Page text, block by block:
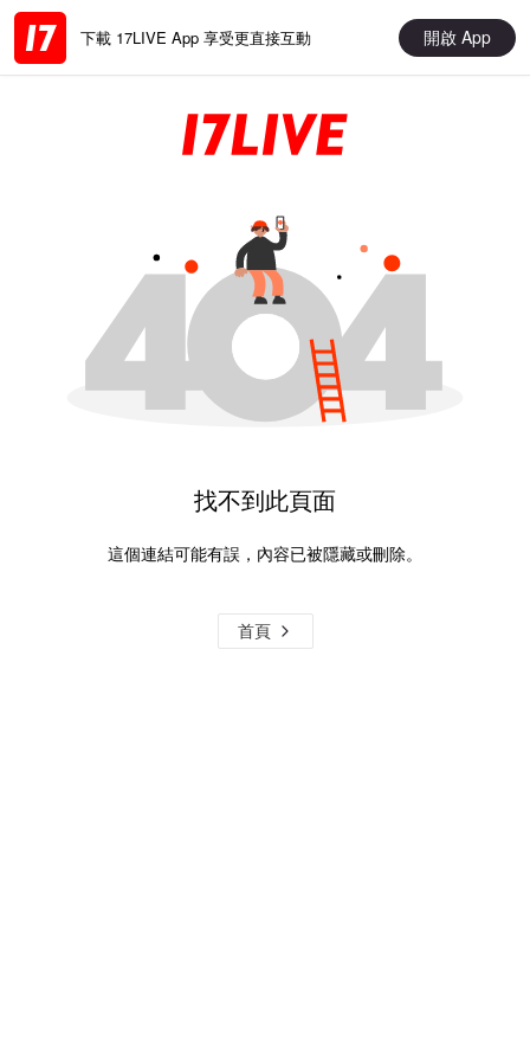
下載 17LIVE App 享受更直接互動 開啟 App
找不到此頁面
這個連結可能有誤，內容已被隱藏或刪除。
首頁